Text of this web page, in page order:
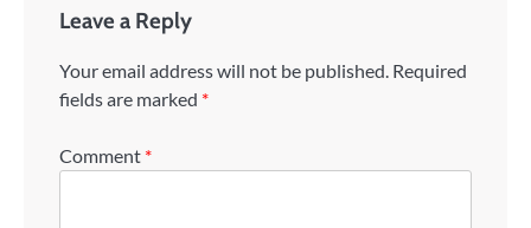
Leave a Reply
Your email address will not be published. Required
fields are marked *
Comment *